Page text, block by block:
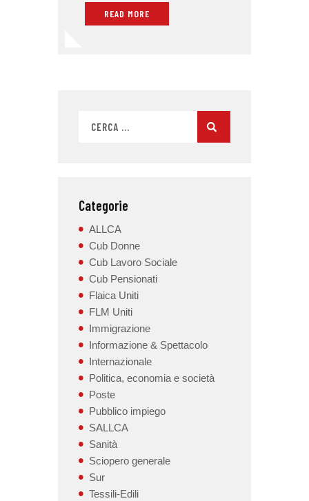
READ MORE
Categorie
ALLCA
Cub Donne
Cub Lavoro Sociale
Cub Pensionati
Flaica Uniti
FLM Uniti
Immigrazione
Informazione & Spettacolo
Internazionale
Politica, economia e società
Poste
Pubblico impiego
SALLCA
Sanità
Sciopero generale
Sur
Tessili-Edili